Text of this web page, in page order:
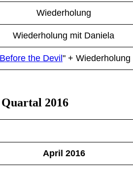
Wiederholung
Wiederholung mit Daniela
Before the Devil" + Wiederholung
2016
April 2016